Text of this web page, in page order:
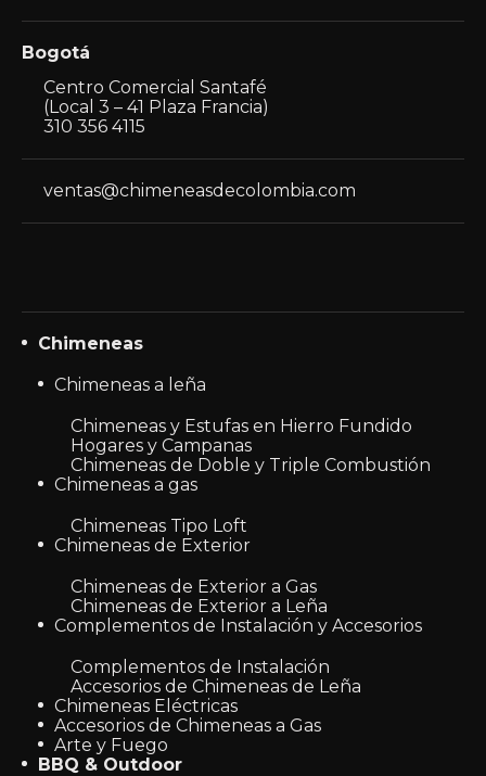
Bogotá
Centro Comercial Santafé
(Local 3 – 41 Plaza Francia)
310 356 4115
ventas@chimeneasdecolombia.com
Chimeneas
Chimeneas a leña
Chimeneas y Estufas en Hierro Fundido
Hogares y Campanas
Chimeneas de Doble y Triple Combustión
Chimeneas a gas
Chimeneas Tipo Loft
Chimeneas de Exterior
Chimeneas de Exterior a Gas
Chimeneas de Exterior a Leña
Complementos de Instalación y Accesorios
Complementos de Instalación
Accesorios de Chimeneas de Leña
Chimeneas Eléctricas
Accesorios de Chimeneas a Gas
Arte y Fuego
BBQ & Outdoor